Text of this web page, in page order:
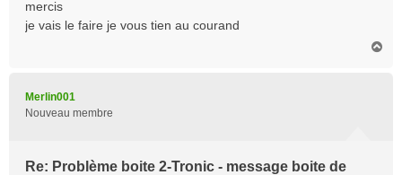
mercis
je vais le faire je vous tien au courand
Merlin001
Nouveau membre
Re: Problème boite 2-Tronic - message boite de